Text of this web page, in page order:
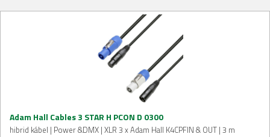
Adam Hall Cables 3 STAR H PCON D 0300
hibrid kábel | Power &DMX | XLR 3 x Adam Hall K4CPFIN & OUT | 3 m